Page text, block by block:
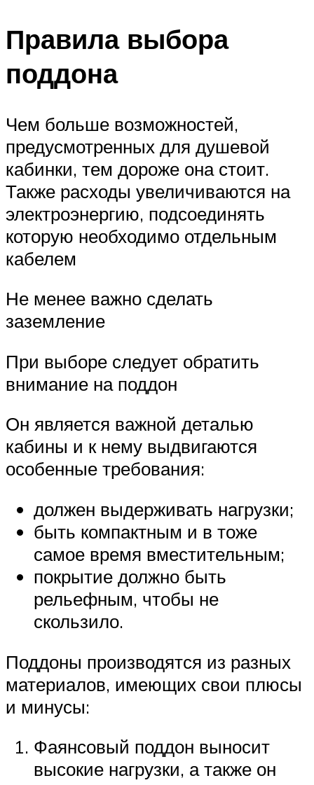
Правила выбора
поддона
Чем больше возможностей,
предусмотренных для душевой
кабинки, тем дороже она стоит.
Также расходы увеличиваются на
электроэнергию, подсоединять
которую необходимо отдельным
кабелем
Не менее важно сделать
заземление
При выборе следует обратить
внимание на поддон
Он является важной деталью
кабины и к нему выдвигаются
особенные требования:
должен выдерживать нагрузки;
быть компактным и в тоже
самое время вместительным;
покрытие должно быть
рельефным, чтобы не
скользило.
Поддоны производятся из разных
материалов, имеющих свои плюсы
и минусы:
Фаянсовый поддон выносит
высокие нагрузки, а также он